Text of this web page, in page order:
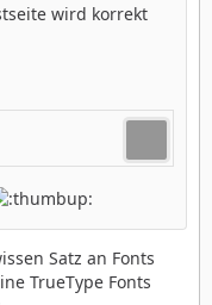
wird korrekt
Satz an Fonts
TrueType Fonts